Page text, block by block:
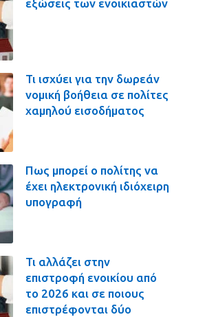
εξώσεις των ενοικιαστών
Τι ισχύει για την δωρεάν
νομική βοήθεια σε πολίτες
χαμηλού εισοδήματος
Πως μπορεί ο πολίτης να
έχει ηλεκτρονική ιδιόχειρη
υπογραφή
Τι αλλάζει στην
επιστροφή ενοικίου από
το 2026 και σε ποιους
επιστρέφονται δύο